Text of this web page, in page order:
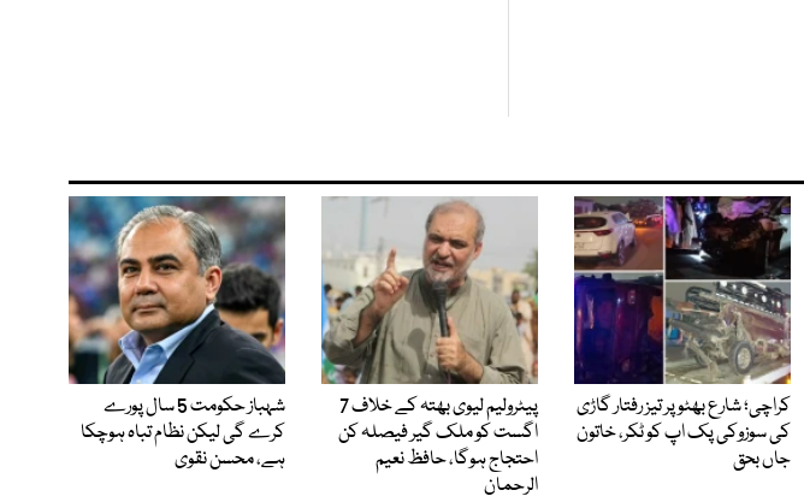
کراچی؛ شارع بھٹو پر تیز رفتار گاڑی
کی سوزوکی پک اپ کو ٹکر، خاتون
جاں بحق
پیٹرولیم لیوی بھتہ کے خلاف 7
اگست کو ملک گیر فیصلہ کن
احتجاج ہوگا، حافظ نعیم
الرحمان
شہباز حکومت 5 سال پورے
کرے گی لیکن نظام تباہ ہوچکا
ہے، محسن نقوی